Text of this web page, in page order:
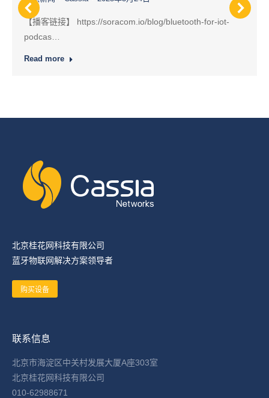
【播客链接】 https://soracom.io/blog/bluetooth-for-iot-
podcas…
Read more
北京桂花网科技有限公司
蓝牙物联网解决方案领导者
购买设备
联系信息
北京市海淀区中关村发展大厦A座303室
北京桂花网科技有限公司
010-62988671